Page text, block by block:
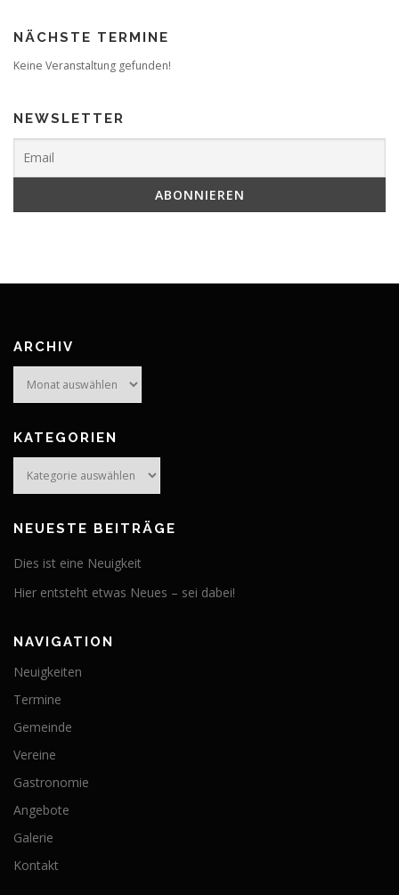
NÄCHSTE TERMINE
Keine Veranstaltung gefunden!
NEWSLETTER
ARCHIV
KATEGORIEN
NEUESTE BEITRÄGE
Dies ist eine Neuigkeit
Hier entsteht etwas Neues – sei dabei!
NAVIGATION
Neuigkeiten
Termine
Gemeinde
Vereine
Gastronomie
Angebote
Galerie
Kontakt